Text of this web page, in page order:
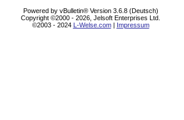
Powered by vBulletin® Version 3.6.8 (Deutsch)
Copyright ©2000 - 2026, Jelsoft Enterprises Ltd.
©2003 - 2024 L-Welse.com| Impressum